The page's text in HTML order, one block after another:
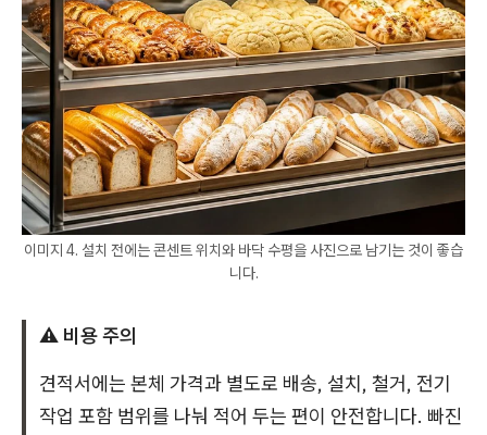
이미지 4. 설치 전에는 콘센트 위치와 바닥 수평을 사진으로 남기는 것이 좋습
니다.
⚠️ 비용 주의
견적서에는 본체 가격과 별도로 배송, 설치, 철거, 전기
작업 포함 범위를 나눠 적어 두는 편이 안전합니다. 빠진